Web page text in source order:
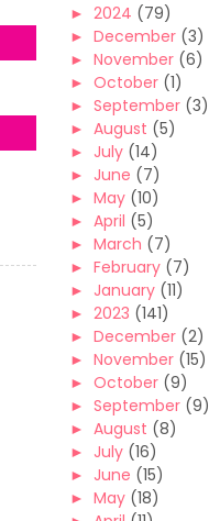
► 2024 (79)
► December (3)
► November (6)
► October (1)
► September (3)
► August (5)
► July (14)
► June (7)
► May (10)
► April (5)
► March (7)
► February (7)
► January (11)
► 2023 (141)
► December (2)
► November (15)
► October (9)
► September (9)
► August (8)
► July (16)
► June (15)
► May (18)